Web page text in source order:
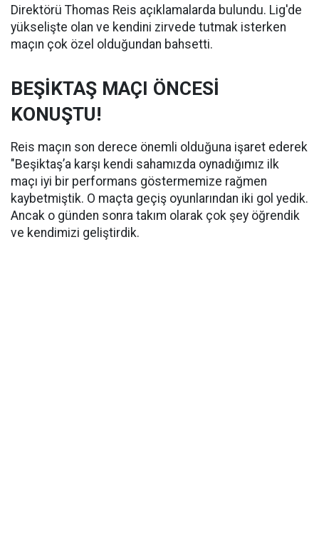
Direktörü Thomas Reis açıklamalarda bulundu. Lig'de
yükselişte olan ve kendini zirvede tutmak isterken
maçın çok özel olduğundan bahsetti.
BEŞİKTAŞ MAÇI ÖNCESİ
KONUŞTU!
Reis maçın son derece önemli olduğuna işaret ederek
"Beşiktaş’a karşı kendi sahamızda oynadığımız ilk
maçı iyi bir performans göstermemize rağmen
kaybetmiştik. O maçta geçiş oyunlarından iki gol yedik.
Ancak o günden sonra takım olarak çok şey öğrendik
ve kendimizi geliştirdik.